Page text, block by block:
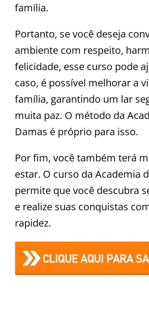
família.
Portanto, se você deseja
ambiente com respeito,
felicidade, esse curso pode
caso, é possível melhorar a
família, garantindo um lar
muita paz. O método da
Damas é próprio para isso.
Por fim, você também terá
estar. O curso da Academia
permite que você descubra
e realize suas conquistas
rapidez.